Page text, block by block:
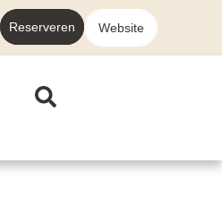
Reserveren Website